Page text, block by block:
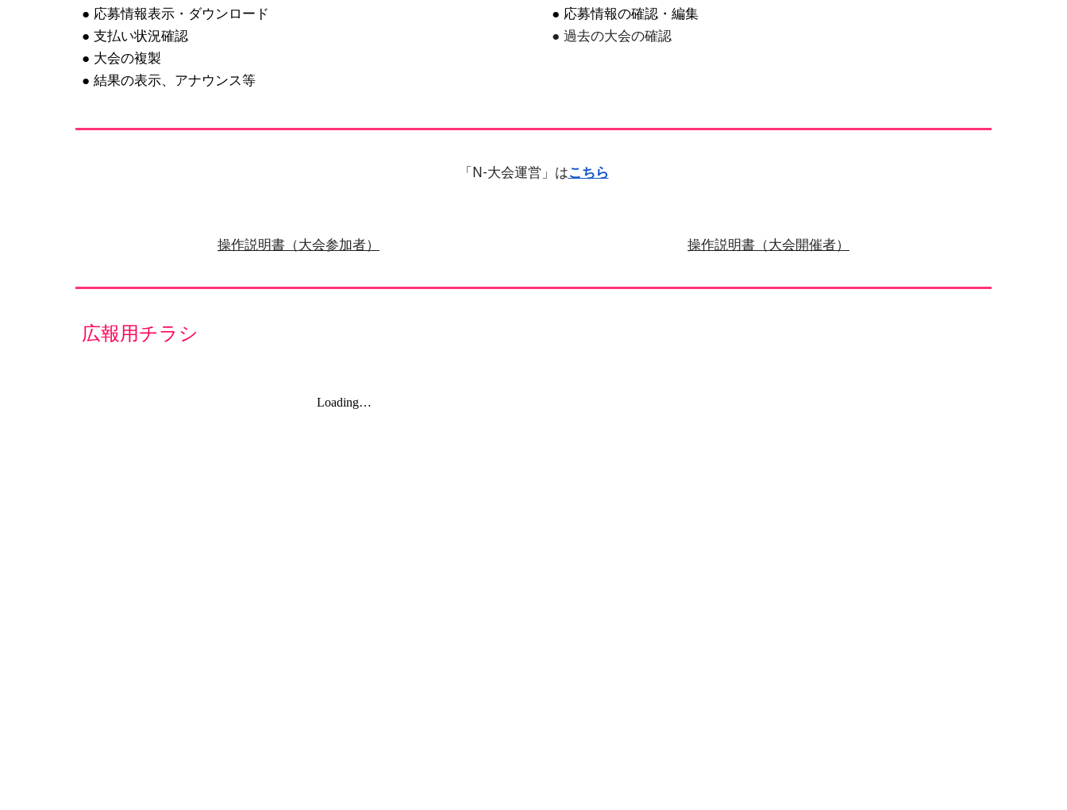
● 応募情報表示・ダウンロード
● 支払い状況確認
● 大会の複製
● 結果の表示、アナウンス等
● 応募情報の確認・編集
● 過去の大会の確認
「N-大会運営」はこちら
操作説明書（大会参加者） 操作説明書（大会開催者）
広報用チラシ